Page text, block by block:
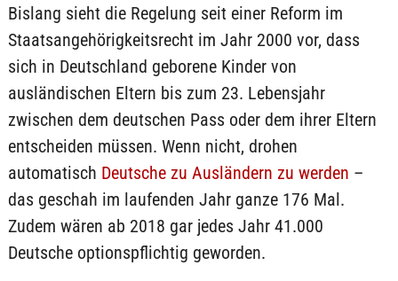
Bislang sieht die Regelung seit einer Reform im
Staatsangehörigkeitsrecht im Jahr 2000 vor, dass
sich in Deutschland geborene Kinder von
ausländischen Eltern bis zum 23. Lebensjahr
zwischen dem deutschen Pass oder dem ihrer Eltern
entscheiden müssen. Wenn nicht, drohen
automatisch Deutsche zu Ausländern zu werden –
das geschah im laufenden Jahr ganze 176 Mal.
Zudem wären ab 2018 gar jedes Jahr 41.000
Deutsche optionspflichtig geworden.